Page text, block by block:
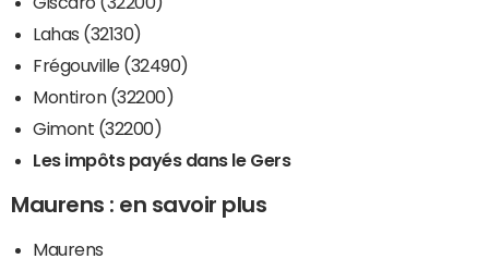
Lahas (32130)
Frégouville (32490)
Montiron (32200)
Gimont (32200)
Les impôts payés dans le Gers
Maurens : en savoir plus
Maurens